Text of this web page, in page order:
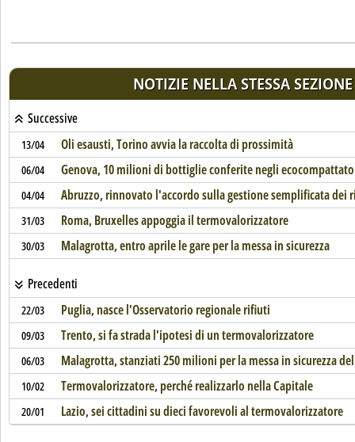
NOTIZIE NELLA STESSA SEZIONE
Successive
13/04 Oli esausti, Torino avvia la raccolta di prossimità
06/04 Genova, 10 milioni di bottiglie conferite negli
04/04 Abruzzo, rinnovato l'accordo sulla gestione semplificata dei
31/03 Roma, Bruxelles appoggia il termovalorizzatore
30/03 Malagrotta, entro aprile le gare per la messa in sicurezza
Precedenti
22/03 Puglia, nasce l'Osservatorio regionale rifiuti
09/03 Trento, si fa strada l'ipotesi di un termovalorizzatore
06/03 Malagrotta, stanziati 250 milioni per la messa in sicurezza
10/02 Termovalorizzatore, perché realizzarlo nella Capitale
20/01 Lazio, sei cittadini su dieci favorevoli al termovalorizzatore